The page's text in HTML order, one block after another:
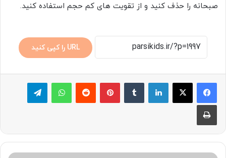
صبحانه را حذف کنید و از تقویت های کم حجم استفاده کنید.
URL را کپی کنید
لینکدین ‫تامبلر پینترست‫رددیت واتس آپ تلگرام
چاپ